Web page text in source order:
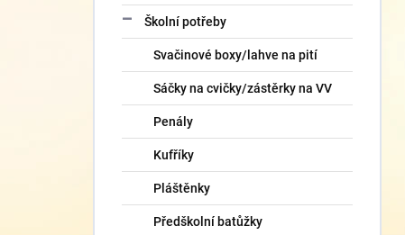
Školní potřeby
Svačinové boxy/lahve na pití
Sáčky na cvičky/zástěrky na VV
Penály
Kufříky
Pláštěnky
Předškolní batůžky